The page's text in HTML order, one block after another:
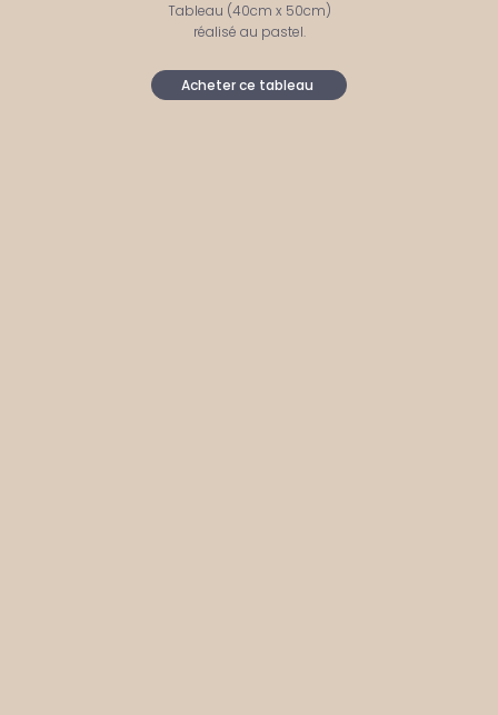
Tableau (40cm x 50cm)
réalisé au pastel.
Acheter ce tableau